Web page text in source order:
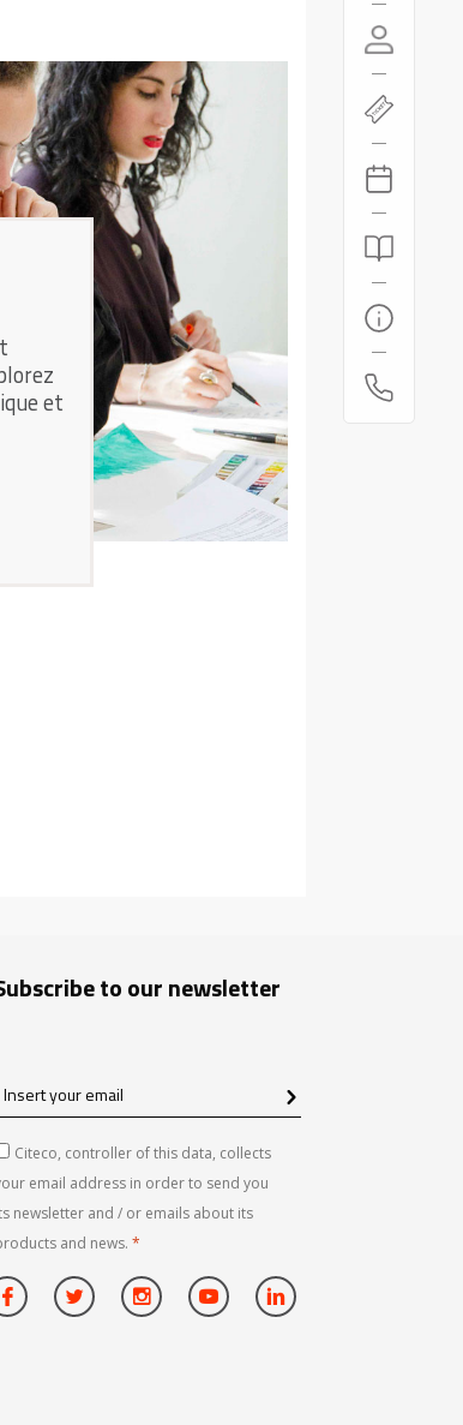
et
to our newsletter
Insert
Citeco, controller of this data, collects
email address in order to send you
newsletter and / or emails about its
and news. *